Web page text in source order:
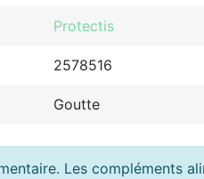
Protectis
2578516
Goutte
Les compléments